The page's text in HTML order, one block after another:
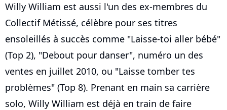
Willy William est aussi l'un des ex-membres du
Collectif Métissé, célèbre pour ses titres
ensoleillés à succès comme "Laisse-toi aller bébé"
(Top 2), "Debout pour danser", numéro un des
ventes en juillet 2010, ou "Laisse tomber tes
problèmes" (Top 8). Prenant en main sa carrière
solo, Willy William est déjà en train de faire